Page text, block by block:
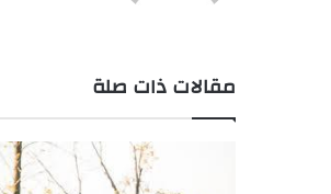
مقالات ذات صلة